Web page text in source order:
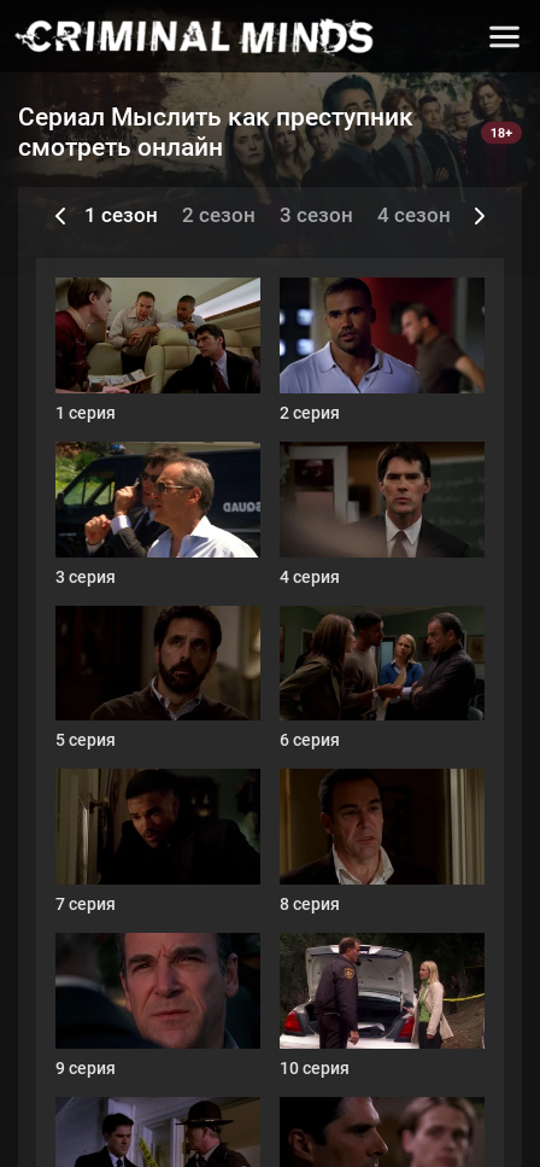
Сериал Мыслить как преступник
смотреть онлайн
Серии и сезоны
1 сезон 2 сезон 3 сезон 4 сезон 5
1 серия 2 серия
3 серия 4 серия
5 серия 6 серия
7 серия 8 серия
9 серия 10 серия